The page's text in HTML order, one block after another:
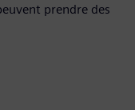
prendre des